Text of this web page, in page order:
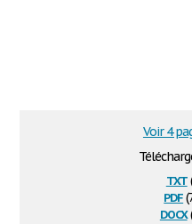
txt
pdf
docx
Voir 4